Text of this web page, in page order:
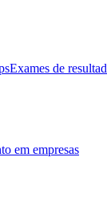
Exames de
em empresas